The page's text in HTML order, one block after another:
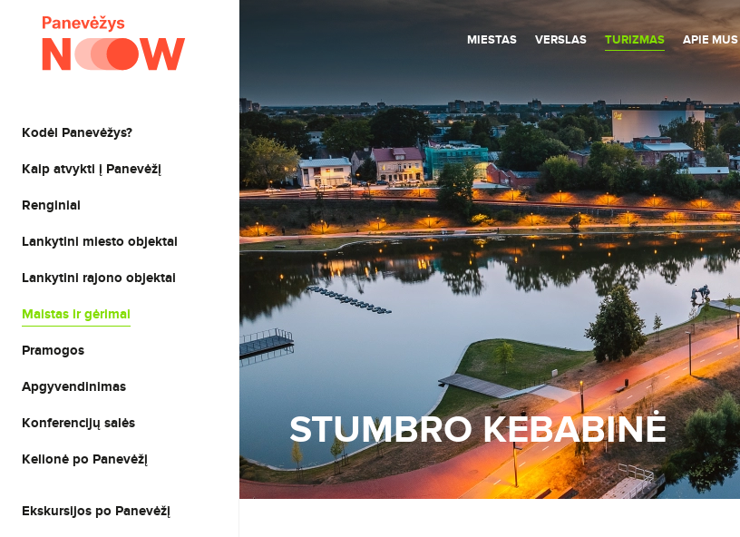
MIESTAS VERSLAS TURIZMAS APIE MUS
Kodėl Panevėžys?
Kaip atvykti į Panevėžį
Renginiai
Lankytini miesto objektai
Lankytini rajono objektai
Maistas ir gėrimai
Pramogos
Apgyvendinimas
Konferencijų salės
Kelionė po Panevėžį
Ekskursijos po Panevėžį
STUMBRO KEBABINĖ